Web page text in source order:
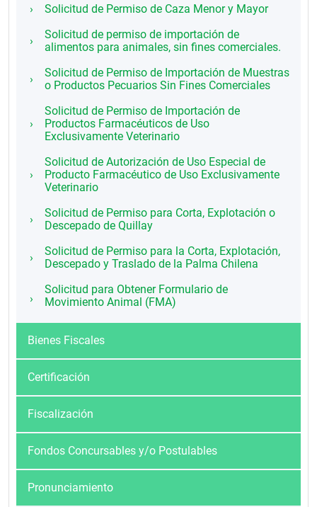
Solicitud de Permiso de Caza Menor y Mayor
Solicitud de permiso de importación de
alimentos para animales, sin fines comerciales.
Solicitud de Permiso de Importación de Muestras
o Productos Pecuarios Sin Fines Comerciales
Solicitud de Permiso de Importación de
Productos Farmacéuticos de Uso
Exclusivamente Veterinario
Solicitud de Autorización de Uso Especial de
Producto Farmacéutico de Uso Exclusivamente
Veterinario
Solicitud de Permiso para Corta, Explotación o
Descepado de Quillay
Solicitud de Permiso para la Corta, Explotación,
Descepado y Traslado de la Palma Chilena
Solicitud para Obtener Formulario de
Movimiento Animal (FMA)
Bienes Fiscales
Certificación
Fiscalización
Fondos Concursables y/o Postulables
Pronunciamiento